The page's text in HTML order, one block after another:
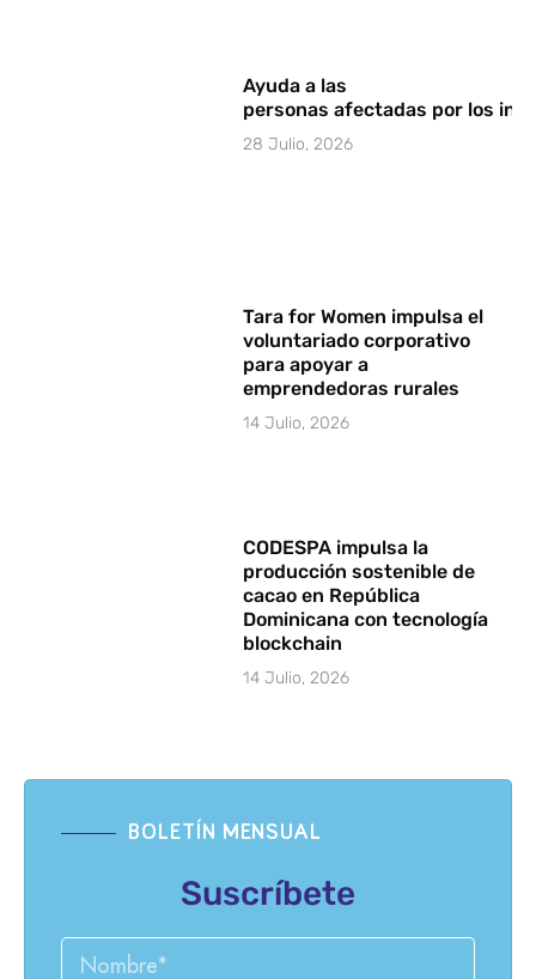
Ayuda a las
personas afectadas por los
28 Julio, 2026
Tara for Women impulsa el
voluntariado corporativo
para apoyar a
emprendedoras rurales
14 Julio, 2026
CODESPA impulsa la
producción sostenible de
cacao en República
Dominicana con tecnología
blockchain
14 Julio, 2026
BOLETÍN MENSUAL
Suscríbete